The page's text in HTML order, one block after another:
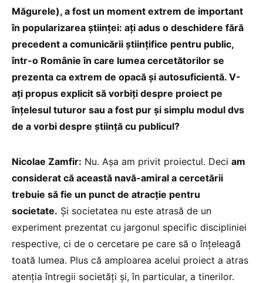
Măgurele), a fost un moment extrem de important
în popularizarea științei: ați adus o deschidere fără
precedent a comunicării științifice pentru public,
într-o Românie în care lumea cercetătorilor se
prezenta ca extrem de opacă și autosuficientă. V-
ați propus explicit să vorbiți despre proiect pe
înțelesul tuturor sau a fost pur și simplu modul dvs
de a vorbi despre știință cu publicul?
Nicolae Zamfir: Nu. Așa am privit proiectul. Deci am
considerat că această navă-amiral a cercetării
trebuie să fie un punct de atracție pentru
societate. Și societatea nu este atrasă de un
experiment prezentat cu jargonul specific discipliniei
respective, ci de o cercetare pe care să o înțeleagă
toată lumea. Plus că amploarea acelui proiect a atras
atenția întregii societăți și, în particular, a tinerilor.